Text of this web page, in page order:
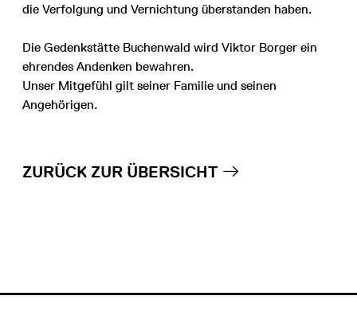
die Verfolgung und Vernichtung überstanden haben.
Die Gedenkstätte Buchenwald wird Viktor Borger ein
ehrendes Andenken bewahren.
Unser Mitgefühl gilt seiner Familie und seinen
Angehörigen.
ZURÜCK ZUR ÜBERSICHT